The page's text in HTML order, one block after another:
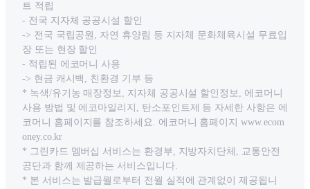
트 적립
- 전국 지자체 공공시설 할인
-> 전국 국립공원, 자연 휴양림 등 지자체 문화체육시설 무료입
장 또는 현장 할인
- 적립된 에코머니 사용
-> 현금 캐시백, 친환경 기부 등
* 녹색/유기농 매장정보, 지자체 공공시설 할인정보, 에코머니
사용 방법 및 에코마일리지, 탄소포인트제 등 자세한 사항은 에
코머니 홈페이지를 참조하세요. 에코머니 홈페이지 www.ecom
oney.co.kr
* 그린카드 멤버십 서비스는 환경부, 지방자치단체, 교통안전
공단과 함께 제공하는 서비스입니다.
* 본 서비스는 발급월로부터 전월 실적에 관계없이 제공됩니